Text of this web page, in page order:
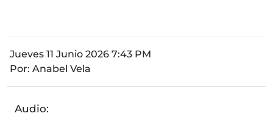
Jueves 11 Junio 2026 7:43 PM
Por: Anabel Vela
Audio: